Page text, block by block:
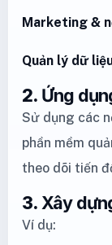
Marketing &
Quản lý dữ
2. Ứng
Sử dụng các
phần mềm
theo dõi tiến
3. Xây
Ví dụ: